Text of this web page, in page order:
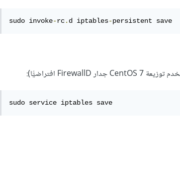
sudo invoke-rc. d iptables-persistent save
sudo service iptables save